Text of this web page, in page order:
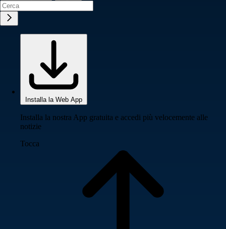
Installa la Web App
Installa la nostra App gratuita e accedi più velocemente alle
notizie
Tocca